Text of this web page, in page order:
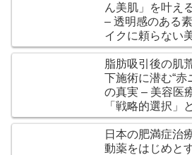
ん美肌」を叶え
– 透明感のある
イクに頼らない
脂肪吸引後の
下施術に潜む“赤
の真実 – 美容医
「戦略的選択」
針
日本の肥満症治
動薬をはじめと